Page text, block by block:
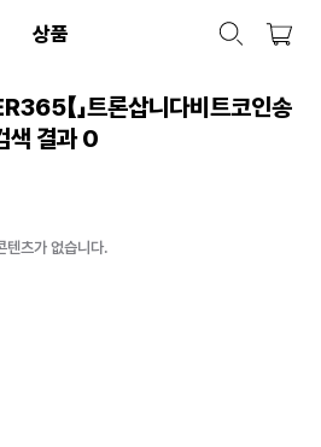
상품
【」트론삽니다비트코인송
색 결과0
텐츠가 없습니다.